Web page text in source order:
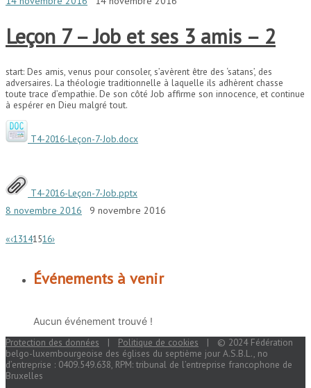
Leçon 7 – Job et ses 3 amis – 2
start: Des amis, venus pour consoler, s’avèrent être des ‘satans’, des
adversaires. La théologie traditionnelle à laquelle ils adhèrent chasse
toute trace d’empathie. De son côté Job affirme son innocence, et continue
à espérer en Dieu malgré tout.
T4-2016-Leçon-7-Job.docx
T4-2016-Leçon-7-Job.pptx
8 novembre 2016
9 novembre 2016
«‹13141516›
Événements à venir
Aucun événement trouvé !
Protection des données | Politique de cookies | © 2024 Fédération
belgo-luxembourgeoise des églises du septième jour A.S.B.L., no
d’entreprise : 0409.549.638, RPM: tribunal de l’entreprise francophone de
Bruxelles